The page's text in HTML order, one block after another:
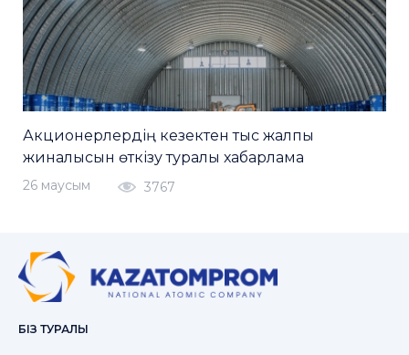
Акционерлердің кезектен тыс жалпы
жиналысын өткізу туралы хабарлама
26 маусым 3767
БІЗ ТУРАЛЫ